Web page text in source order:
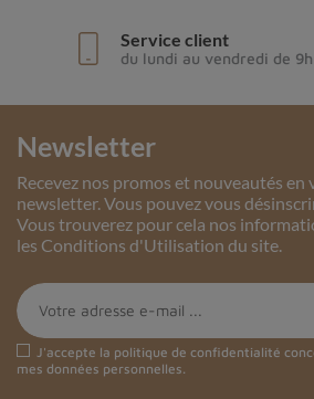
Service client
du lundi au vendredi de 9h
Newsletter
Recevez nos promos et nouveautés en
newsletter. Vous pouvez vous
Vous trouverez pour cela nos
les Conditions d'Utilisation du site.
J'accepte la politique de confidentialité
mes données personnelles.